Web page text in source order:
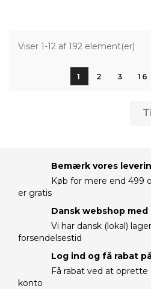
Viser 1-12 af 192 element(er)
1 2 3 16
Bemærk vores
Køb for mere end 499
er gratis
Dansk webshop med
Vi har dansk (lokal)
forsendelsestid
Log ind og få rabat
Få rabat ved at
konto